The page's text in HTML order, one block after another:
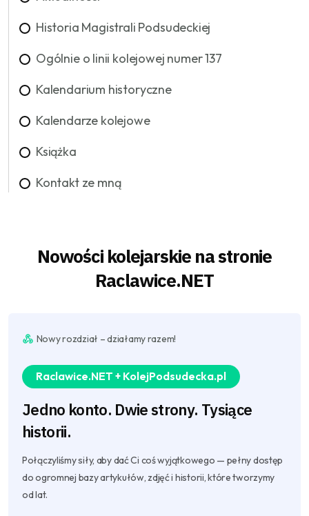
Historia Magistrali Podsudeckiej
Ogólnie o linii kolejowej numer 137
Kalendarium historyczne
Kalendarze kolejowe
Książka
Kontakt ze mną
Nowości kolejarskie na stronie
Raclawice.NET
Nowy rozdział – działamy razem!
Raclawice.NET + KolejPodsudecka.pl
Jedno konto. Dwie strony. Tysiące
historii.
Połączyliśmy siły, aby dać Ci coś wyjątkowego — pełny dostęp
do ogromnej bazy artykułów, zdjęć i historii, które tworzymy
od lat.